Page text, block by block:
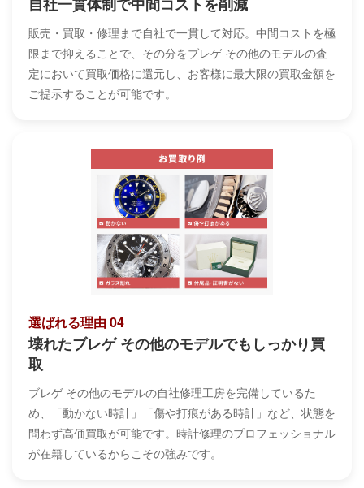
自社一貫体制で中間コストを削減
販売・買取・修理まで自社で一貫して対応。中間コストを極
限まで抑えることで、その分をブレゲ その他のモデルの査
定において買取価格に還元し、お客様に最大限の買取金額を
ご提示することが可能です。
選ばれる理由 04
壊れたブレゲ その他のモデルでもしっかり買
取
ブレゲ その他のモデルの自社修理工房を完備しているた
め、「動かない時計」「傷や打痕がある時計」など、状態を
問わず高価買取が可能です。時計修理のプロフェッショナル
が在籍しているからこその強みです。